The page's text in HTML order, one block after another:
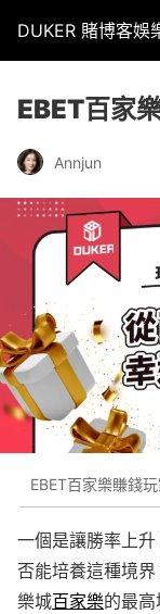
DUKER 賭博客娛
EBET百家
Annjun
EBET百家樂賺錢
一個是讓勝率上
否能培養這種境
樂城百家樂的最